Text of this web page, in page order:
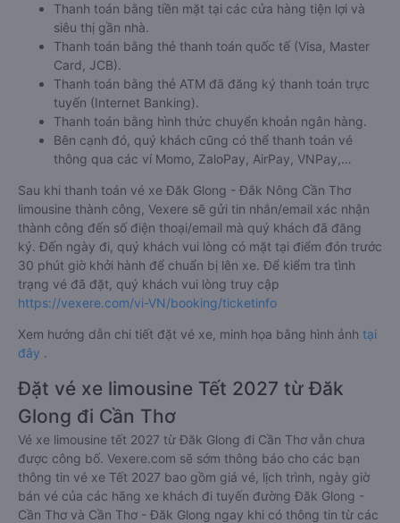
Thanh toán bằng tiền mặt tại các cửa hàng tiện lợi và
siêu thị gần nhà.
Thanh toán bằng thẻ thanh toán quốc tế (Visa, Master
Card, JCB).
Thanh toán bằng thẻ ATM đã đăng ký thanh toán trực
tuyến (Internet Banking).
Thanh toán bằng hình thức chuyển khoản ngân hàng.
Bên cạnh đó, quý khách cũng có thể thanh toán vé
thông qua các ví Momo, ZaloPay, AirPay, VNPay,…
Sau khi thanh toán vé xe Đăk Glong - Đắk Nông Cần Thơ
limousine thành công, Vexere sẽ gửi tin nhắn/email xác nhận
thành công đến số điện thoại/email mà quý khách đã đăng
ký. Đến ngày đi, quý khách vui lòng có mặt tại điểm đón trước
30 phút giờ khởi hành để chuẩn bị lên xe. Để kiểm tra tình
trạng vé đã đặt, quý khách vui lòng truy cập
https://vexere.com/vi-VN/booking/ticketinfo
Xem hướng dẫn chi tiết đặt vé xe, minh họa bằng hình ảnh tại
đây .
Đặt vé xe limousine Tết 2027 từ Đăk
Glong đi Cần Thơ
Vé xe limousine tết 2027 từ Đăk Glong đi Cần Thơ vẫn chưa
được công bố. Vexere.com sẽ sớm thông báo cho các bạn
thông tin vé xe Tết 2027 bao gồm giá vé, lịch trình, ngày giờ
bán vé của các hãng xe khách đi tuyến đường Đăk Glong -
Cần Thơ và Cần Thơ - Đăk Glong ngay khi có thông tin từ các